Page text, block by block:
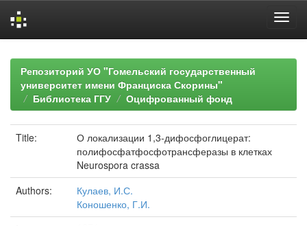
navigationРепозиторий УО "Гомельский государственный
университет имени Франциска Скорины"
Библиотека ГГУ
Оцифрованный фонд
Title:
О локализации 1,3-дифосфоглицерат:
полифосфатфосфотрансферазы в клетках
Neurospora crassa
Authors:
Кулаев, И.С.
Коношенко, Г.И.